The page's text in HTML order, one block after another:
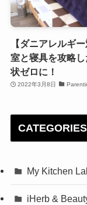
【ダニアレルギ
室と寝具を攻略
状ゼロに！
2022年3月8日
CATEGORIES
My Kitchen
iHerb &